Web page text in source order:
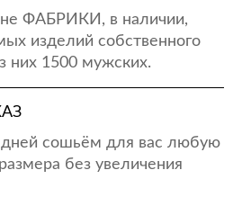
ФАБРИКИ, в наличии,
изделий собственного
них 1500 мужских.
дней сошьём для вас любую
без увеличения